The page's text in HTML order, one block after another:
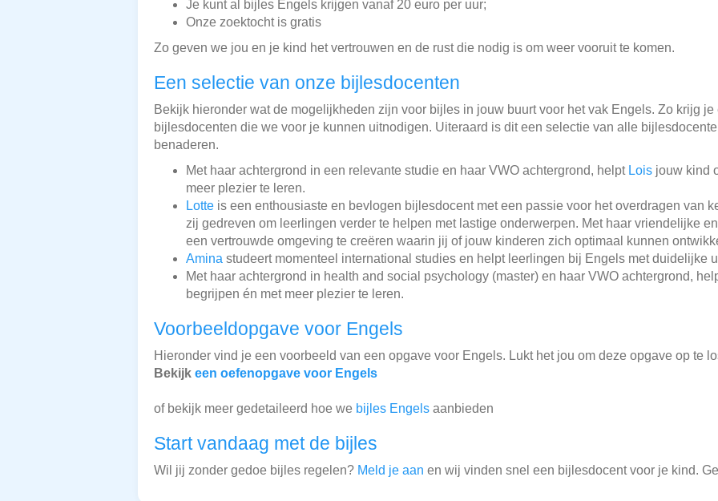
Je kunt al bijles Engels krijgen vanaf 20 euro per uur;
Onze zoektocht is gratis
Zo geven we jou en je kind het vertrouwen en de rust die nodig is om weer vooruit te komen.
Een selectie van onze bijlesdocenten
Bekijk hieronder wat de mogelijkheden zijn voor bijles in jouw buurt voor het vak Engels. Zo krijg
bijlesdocenten die we voor je kunnen uitnodigen. Uiteraard is dit een selectie van alle
benaderen.
Met haar achtergrond in een relevante studie en haar VWO achtergrond, helpt Lois jouw kind
meer plezier te leren.
Lotte is een enthousiaste en bevlogen bijlesdocent met een passie voor het overdragen van
zij gedreven om leerlingen verder te helpen met lastige onderwerpen. Met haar vriendelijke
een vertrouwde omgeving te creëren waarin jij of jouw kinderen zich optimaal kunnen
Amina studeert momenteel international studies en helpt leerlingen bij Engels met duidelijke
Met haar achtergrond in health and social psychology (master) en haar VWO achtergrond,
begrijpen én met meer plezier te leren.
Voorbeeldopgave voor Engels
Hieronder vind je een voorbeeld van een opgave voor Engels. Lukt het jou om deze opgave op te
Bekijk een oefenopgave voor Engels
of bekijk meer gedetaileerd hoe we bijles Engels aanbieden
Start vandaag met de bijles
Wil jij zonder gedoe bijles regelen? Meld je aan en wij vinden snel een bijlesdocent voor je kind.